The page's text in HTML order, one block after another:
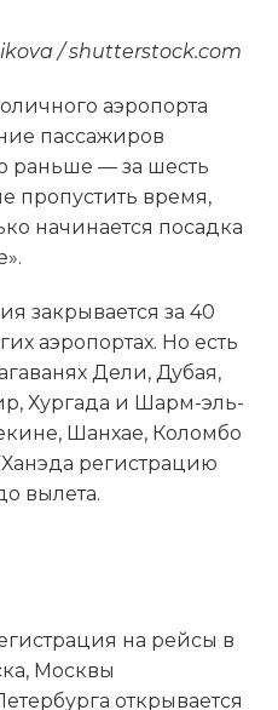
/ shutterstock.com
аэропорта
пассажиров
раньше — за шесть
пропустить время,
начинается посадка
закрывается за 40
аэропортах. Но есть
Дели, Дубая,
Хургада и Шарм-эль-
Шанхае, Коломбо
регистрацию
вылета.
на рейсы в
Москвы
открывается